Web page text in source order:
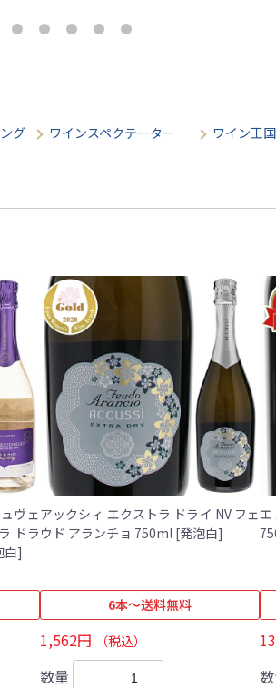
グ ワインスペクテーター ワイン王国
ヴェ
ドラ
[発泡白]
アックシィ エクストラ ドライ NV フェ
ウド アランチョ 750ml [発泡白]
6本～送料無料
1,562円 （税込）
数量